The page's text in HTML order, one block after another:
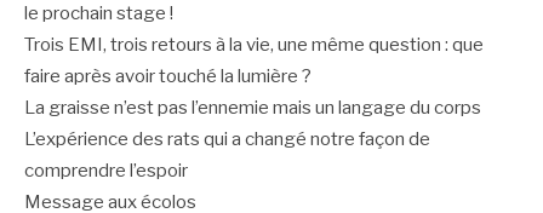
le prochain stage !
Trois EMI, trois retours à la vie, une même question : que
faire après avoir touché la lumière ?
La graisse n’est pas l’ennemie mais un langage du corps
L’expérience des rats qui a changé notre façon de
comprendre l’espoir
Message aux écolos